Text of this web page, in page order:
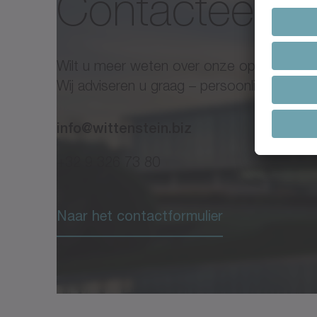
Wilt u meer weten over onze oplossingen?
Wij adviseren u graag – persoonlijk,
info@wittenstein.biz
Naar het contactformulier